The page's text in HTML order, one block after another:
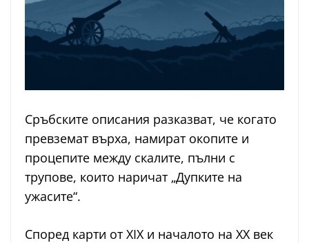
Сръбските описания разказват, че когато
превземат върха, намират окопите и
процепите между скалите, пълни с
трупове, които наричат „Дупките на
ужасите“.
Според карти от XIX и началото на XX век